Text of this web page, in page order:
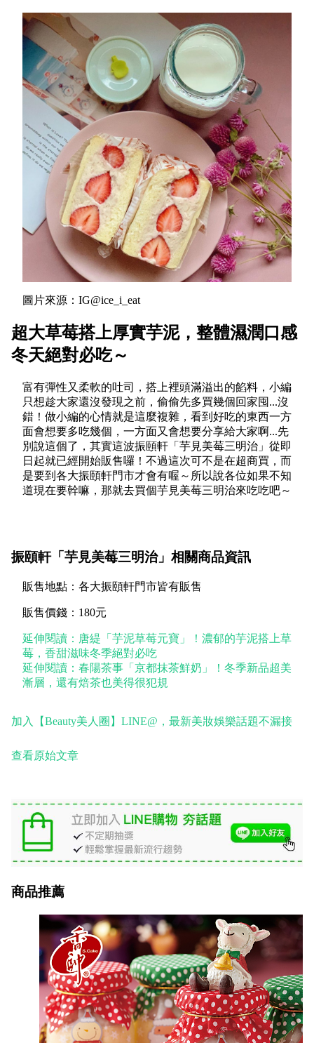
圖片來源：IG@ice_i_eat
超大草莓搭上厚實芋泥，整體濕潤口感
冬天絕對必吃～
富有彈性又柔軟的吐司，搭上裡頭滿溢出的餡料，小編
只想趁大家還沒發現之前，偷偷先多買幾個回家囤...沒
錯！做小編的心情就是這麼複雜，看到好吃的東西一方
面會想要多吃幾個，一方面又會想要分享給大家啊...先
別說這個了，其實這波振頤軒「芋見美莓三明治」從即
日起就已經開始販售囉！不過這次可不是在超商買，而
是要到各大振頤軒門市才會有喔～所以說各位如果不知
道現在要幹嘛，那就去買個芋見美莓三明治來吃吃吧～
振頤軒「芋見美莓三明治」相關商品資訊
販售地點：各大振頤軒門市皆有販售
販售價錢：180元
延伸閱讀：唐緹「芋泥草莓元寶」！濃郁的芋泥搭上草
莓，香甜滋味冬季絕對必吃
延伸閱讀：春陽茶事「京都抹茶鮮奶」！冬季新品超美
漸層，還有焙茶也美得很犯規
加入【Beauty美人圈】LINE@，最新美妝娛樂話題不漏接
查看原始文章
商品推薦